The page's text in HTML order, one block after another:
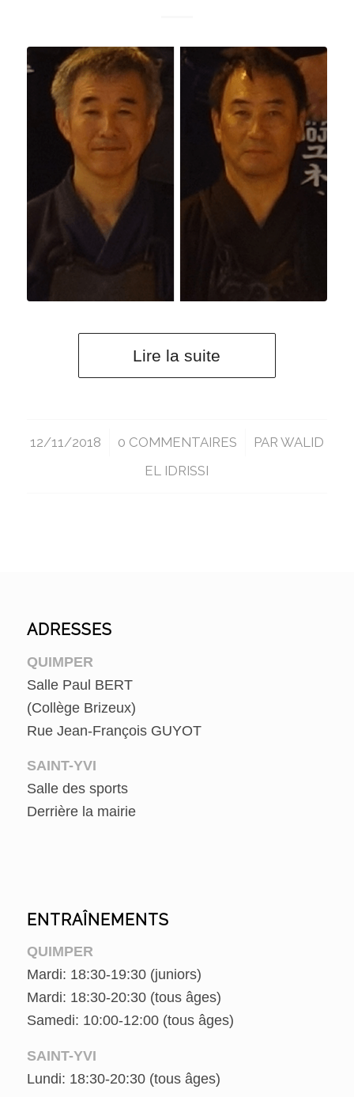
Lire la suite
12/11/2018
/ 0 COMMENTAIRES
/ PAR WALID
EL IDRISSI
ADRESSES
QUIMPER
Salle Paul BERT
(Collège Brizeux)
Rue Jean-François GUYOT
SAINT-YVI
Salle des sports
Derrière la mairie
ENTRAÎNEMENTS
QUIMPER
Mardi: 18:30-19:30 (juniors)
Mardi: 18:30-20:30 (tous âges)
Samedi: 10:00-12:00 (tous âges)
SAINT-YVI
Lundi: 18:30-20:30 (tous âges)